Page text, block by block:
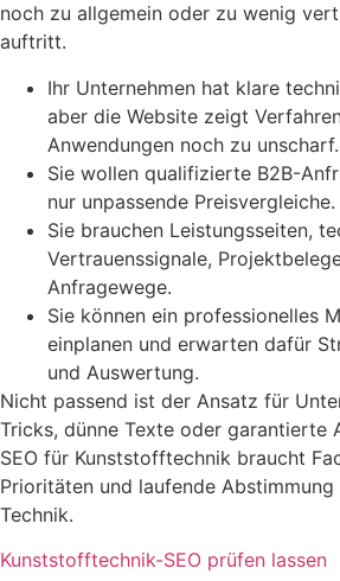
noch zu allgemein oder zu wenig
auftritt.
Ihr Unternehmen hat klare
aber die Website zeigt
Anwendungen noch zu unscharf.
Sie wollen qualifizierte B2B-
nur unpassende Preisvergleiche.
Sie brauchen Leistungsseiten,
Vertrauenssignale,
Anfragewege.
Sie können ein professionelles
einplanen und erwarten dafür
und Auswertung.
Nicht passend ist der Ansatz für
Tricks, dünne Texte oder garantierte
SEO für Kunststofftechnik braucht
Prioritäten und laufende
Technik.
Kunststofftechnik-SEO prüfen lassen